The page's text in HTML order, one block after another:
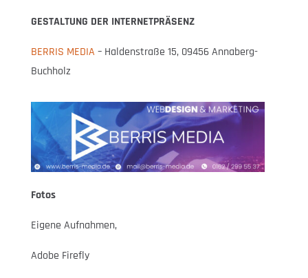
GESTALTUNG DER INTERNETPRÄSENZ
BERRIS MEDIA – Haldenstraße 15, 09456 Annaberg-
Buchholz
Fotos
Eigene Aufnahmen,
Adobe Firefly